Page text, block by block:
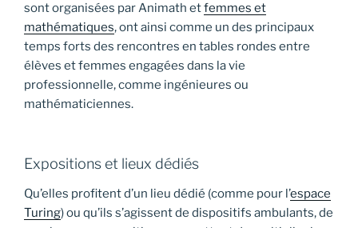
sont organisées par Animath etfemmes et
mathématiques, ont ainsi comme un des principaux
temps forts des rencontres en tables rondes entre
élèves et femmes engagées dans la vie
professionnelle, comme ingénieures ou
mathématiciennes.
Expositions et lieux dédiés
Qu’elles profitent d’un lieu dédié (comme pour l’espace
Turing) ou qu’ils s’agissent de dispositifs ambulants, de